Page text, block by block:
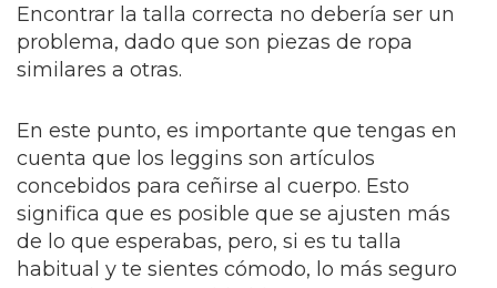
Encontrar la talla correcta no debería ser un
problema, dado que son piezas de ropa
similares a otras.
En este punto, es importante que tengas en
cuenta que los leggins son artículos
concebidos para ceñirse al cuerpo. Esto
significa que es posible que se ajusten más
de lo que esperabas, pero, si es tu talla
habitual y te sientes cómodo, lo más seguro